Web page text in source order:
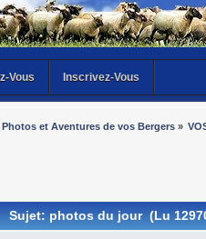
Vous Inscrivez-Vous
Photos et Aventures de vos Bergers»
Sujet: photos du jour (Lu